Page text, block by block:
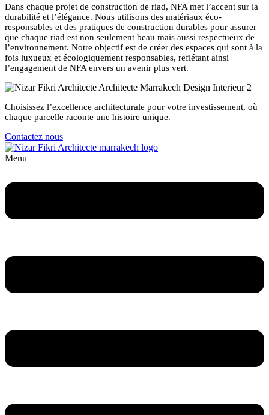
Dans chaque projet de construction de riad, NFA met l’accent sur la
durabilité et l’élégance. Nous utilisons des matériaux éco-
responsables et des pratiques de construction durables pour assurer
que chaque riad est non seulement beau mais aussi respectueux de
l’environnement. Notre objectif est de créer des espaces qui sont à la
fois luxueux et écologiquement responsables, reflétant ainsi
l’engagement de NFA envers un avenir plus vert.
Choisissez l’excellence architecturale pour votre investissement, où
chaque parcelle raconte une histoire unique.
Contactez nous
Menu